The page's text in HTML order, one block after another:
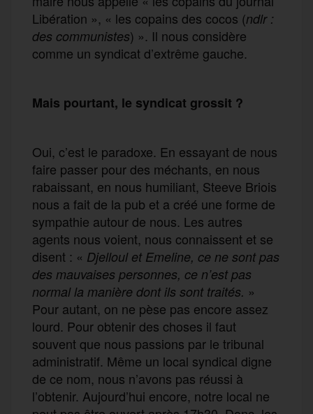
Libération », « les copains des cocos (ndlr :
des communistes) ». Il nous considère
comme un syndicat d’extrême gauche.
Mais pourtant, le syndicat grossit ?
Oui, c’est le paradoxe. En essayant de nous
faire passer pour des méchants, en nous
rabaissant, en nous humiliant, Steeve Briois
nous a fait de la pub et a créé une forme de
sympathie autour de nous. Les autres
agents nous voient, nous connaissent et se
disent : « Djelloul et Emeline, ce ne sont pas
des mauvaises personnes, ce n’est pas
normal la manière dont ils sont traités. »
Pour autant, on ne pèse pas encore assez
lourd. Pour obtenir des choses il faut
souvent que nous passions par le tribunal
administratif. Même un local syndical digne
de ce nom, nous n’avons pas réussi à
l’obtenir. Aujourd’hui encore, notre local ne